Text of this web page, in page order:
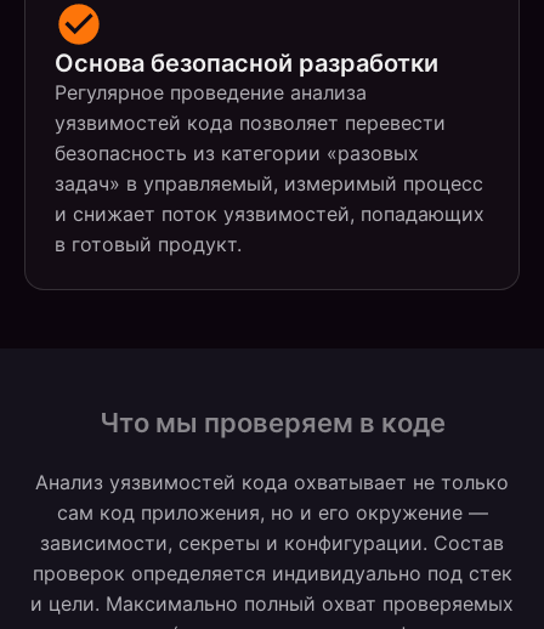
Основа безопасной разработки
Регулярное проведение анализа
уязвимостей кода позволяет перевести
безопасность из категории «разовых
задач» в управляемый, измеримый процесс
и снижает поток уязвимостей, попадающих
в готовый продукт.
Что мы проверяем в коде
Анализ уязвимостей кода охватывает не только
сам код приложения, но и его окружение —
зависимости, секреты и конфигурации. Состав
проверок определяется индивидуально под стек
и цели. Максимально полный охват проверяемых